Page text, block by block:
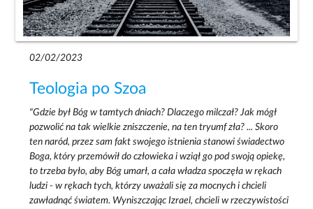
02/02/2023
Teologia po Szoa
"Gdzie był Bóg w tamtych dniach? Dlaczego milczał? Jak mógł
pozwolić na tak wielkie zniszczenie, na ten tryumf zła? ... Skoro
ten naród, przez sam fakt swojego istnienia stanowi świadectwo
Boga, który przemówił do człowieka i wziął go pod swoją opiekę,
to trzeba było, aby Bóg umarł, a cała władza spoczęła w rękach
ludzi - w rękach tych, którzy uważali się za mocnych i chcieli
zawładnąć światem. Wyniszczając Izrael, chcieli w rzeczywistości